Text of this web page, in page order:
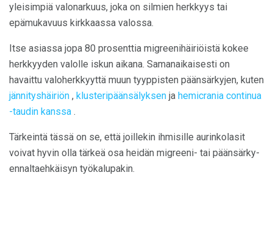
yleisimpiä valonarkuus, joka on silmien herkkyys tai
epämukavuus kirkkaassa valossa.
Itse asiassa jopa 80 prosenttia migreenihäiriöistä kokee
herkkyyden valolle iskun aikana. Samanaikaisesti on
havaittu valoherkkyyttä muun tyyppisten päänsärkyjen, kuten
jännityshäiriön , klusteripäänsälyksen ja hemicrania continua
-taudin kanssa .
Tärkeintä tässä on se, että joillekin ihmisille aurinkolasit
voivat hyvin olla tärkeä osa heidän migreeni- tai päänsärky-
ennaltaehkäisyn työkalupakin.